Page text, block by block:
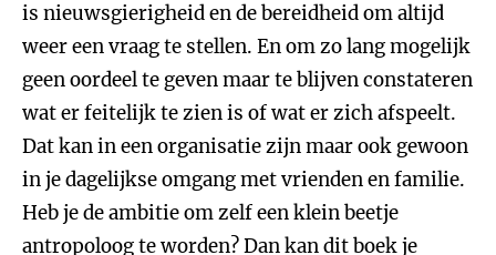
is nieuwsgierigheid en de bereidheid om altijd
weer een vraag te stellen. En om zo lang mogelijk
geen oordeel te geven maar te blijven constateren
wat er feitelijk te zien is of wat er zich afspeelt.
Dat kan in een organisatie zijn maar ook gewoon
in je dagelijkse omgang met vrienden en familie.
Heb je de ambitie om zelf een klein beetje
antropoloog te worden? Dan kan dit boek je